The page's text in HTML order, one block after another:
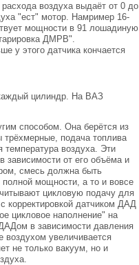
воздуха выдаёт от 0 до
"ест" мотор. Намример 16-
мощности в 91 лошадиную
ДМРВ".
у этого датчика кончается
цилиндр. На ВАЗ
способом. Она берётся из
трёхмерные, подача топлива
температура воздуха. Эти
зависимости от его объёма и
смесь должна быть
полной мощности, а то и вовсе
цикловую подачу для
корректировкой датчиком ДАД
цикловое наполнение" на
в зависимости давления
воздухом увеличивается
не только вакуум, но и